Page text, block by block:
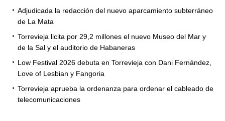
Adjudicada la redacción del nuevo aparcamiento subterráneo
de La Mata
Torrevieja licita por 29,2 millones el nuevo Museo del Mar y
de la Sal y el auditorio de Habaneras
Low Festival 2026 debuta en Torrevieja con Dani Fernández,
Love of Lesbian y Fangoria
Torrevieja aprueba la ordenanza para ordenar el cableado de
telecomunicaciones